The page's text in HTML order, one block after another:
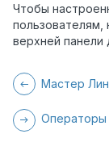
Чтобы
пользователям,
верхней панели
Мастер
Операторы